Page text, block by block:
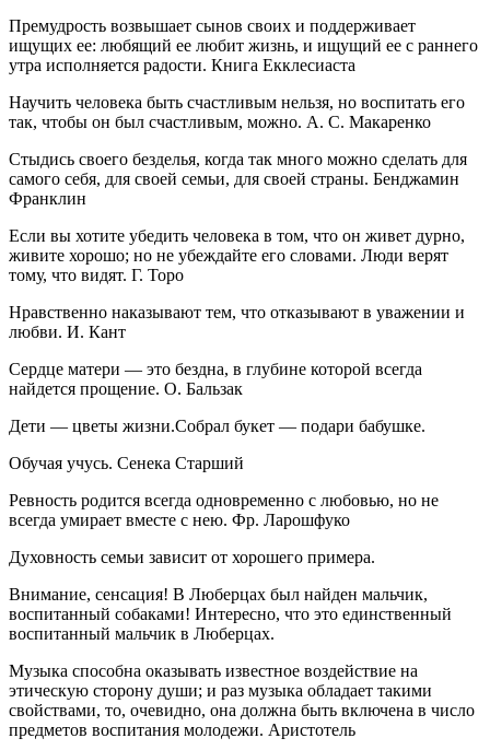
Премудрость возвышает сынов своих и поддерживает
ищущих ее: любящий ее любит жизнь, и ищущий ее с раннего
утра исполняется радости. Книга Екклесиаста
Научить человека быть счастливым нельзя, но воспитать его
так, чтобы он был счастливым, можно. А. С. Макаренко
Стыдись своего безделья, когда так много можно сделать для
самого себя, для своей семьи, для своей страны. Бенджамин
Франклин
Если вы хотите убедить человека в том, что он живет дурно,
живите хорошо; но не убеждайте его словами. Люди верят
тому, что видят. Г. Торо
Нравственно наказывают тем, что отказывают в уважении и
любви. И. Кант
Сердце матери — это бездна, в глубине которой всегда
найдется прощение. О. Бальзак
Дети — цветы жизни.Собрал букет — подари бабушке.
Обучая учусь. Сенека Старший
Ревность родится всегда одновременно с любовью, но не
всегда умирает вместе с нею. Фр. Ларошфуко
Духовность семьи зависит от хорошего примера.
Внимание, сенсация! В Люберцах был найден мальчик,
воспитанный собаками! Интересно, что это единственный
воспитанный мальчик в Люберцах.
Музыка способна оказывать известное воздействие на
этическую сторону души; и раз музыка обладает такими
свойствами, то, очевидно, она должна быть включена в число
предметов воспитания молодежи. Аристотель